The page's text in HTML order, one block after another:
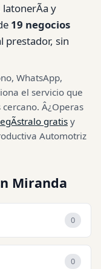
latonerÃ­a y
19 negocios
prestador, sin
WhatsApp,
el servicio que
Â¿Operas
gratis y
Automotriz
Miranda
0
0